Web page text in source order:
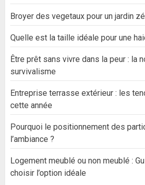
Broyer des vegetaux pour un jardin
Quelle est la taille idéale pour une
Être prêt sans vivre dans la peur : la
survivalisme
Entreprise terrasse extérieur : les
cette année
Pourquoi le positionnement des
l’ambiance ?
Logement meublé ou non meublé :
choisir l’option idéale